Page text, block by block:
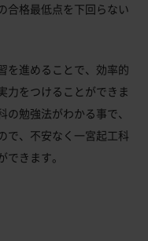
合格最低点を下回らない
を進めることで、効率的
力をつけることができま
勉強法がわかる事で、
で、不安なく一宮起工科
きます。